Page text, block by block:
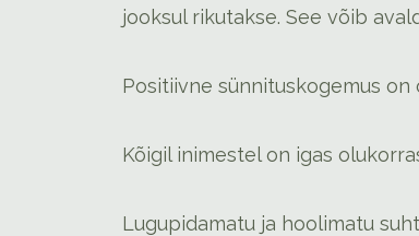
jooksul rikutakse. See võib
Positiivne sünnituskogemus on
Kõigil inimestel on igas
Lugupidamatu ja hoolimatu